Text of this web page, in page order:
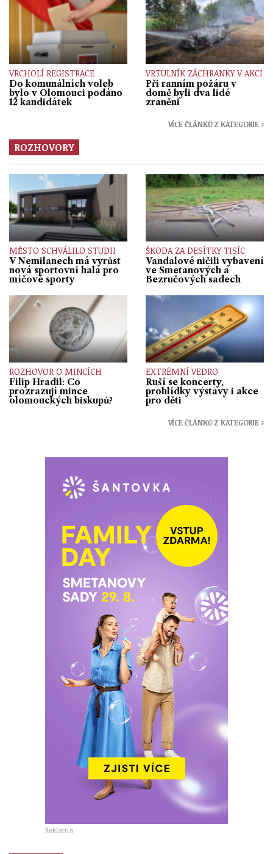
VRCHOLÍ REGISTRACE
Do komunálních voleb
bylo v Olomouci podáno
12 kandidátek
VRTULNÍK ZÁCHRANKY V AKCI
Při ranním požáru v
domě byli dva lidé
zraněni
VÍCE ČLÁNKŮ Z KATEGORIE ›
ROZHOVORY
MĚSTO SCHVÁLILO STUDII
V Nemilanech má vyrůst
nová sportovní hala pro
míčové sporty
ŠKODA ZA DESÍTKY TISÍC
Vandalové ničili vybavení
ve Smetanových a
Bezručových sadech
ROZHOVOR O MINCÍCH
Filip Hradil: Co
prozrazují mince
olomouckých biskupů?
EXTRÉMNÍ VEDRO
Ruší se koncerty,
prohlídky výstavy i akce
pro děti
VÍCE ČLÁNKŮ Z KATEGORIE ›
Reklama